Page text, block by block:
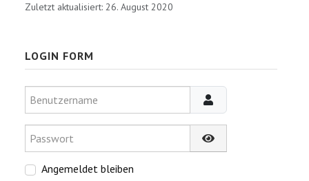
Zuletzt aktualisiert: 26. August 2020
LOGIN FORM
Benutzername
Passwort
Passwort anzeigen
Angemeldet bleiben